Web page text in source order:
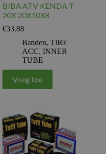
BIBA ATV KENDA T
20X 20X10X8
€33.88
Banden, TIRE
ACC. INNER
TUBE
Voeg toe